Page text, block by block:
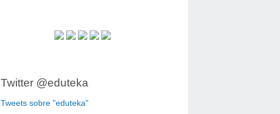
Twitter @eduteka
Tweets sobre "eduteka"